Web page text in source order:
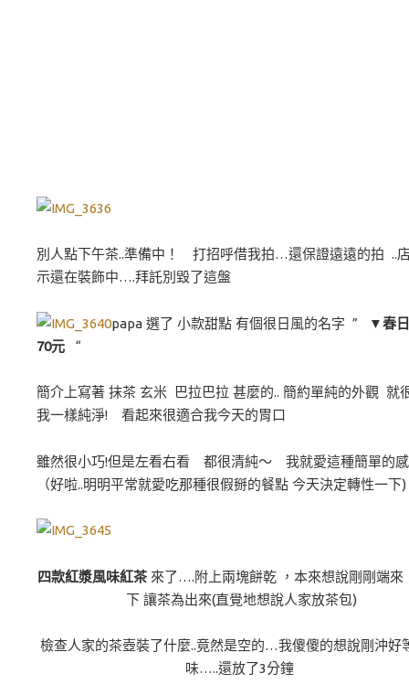
別人點下午茶..準備中！ 打招呼借我拍…還保證遠遠的拍 ..
示還在裝飾中….拜託別毀了這盤
papa 選了 小款甜點 有個很日風的名字 ”
▼春
70元 “
簡介上寫著 抹茶 玄米 巴拉巴拉 甚麼的.. 簡約單純的外觀 就
我一樣純淨! 看起來很適合我今天的胃口
雖然很小巧!但是左看右看 都很清純～ 我就愛這種簡單的
（好啦..明明平常就愛吃那種很假掰的餐點 今天決定轉性一下)
四款紅漿風味紅茶 來了….附上兩塊餅乾 ，本來想說剛剛端來
下 讓茶為出來(直覺地想說人家放茶包)
檢查人家的茶壺裝了什麼..竟然是空的…我傻傻的想說剛沖好
味…..還放了3分鐘